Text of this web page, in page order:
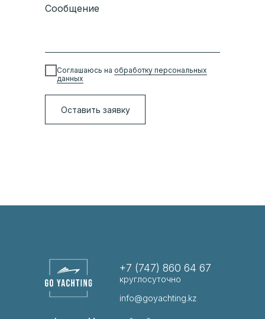
Сообщение
Соглашаюсь на обработку персональных
данных
Оставить заявку
+7 (747) 860 64 67
info@goyachting.kz
круглосуточно